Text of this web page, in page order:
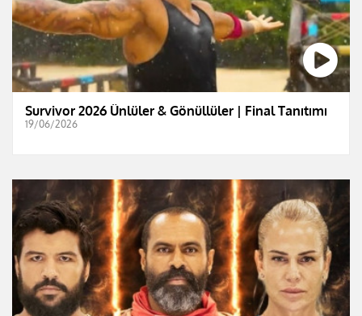
Survivor 2026 Ünlüler & Gönüllüler | Final Tanıtımı
19/06/2026